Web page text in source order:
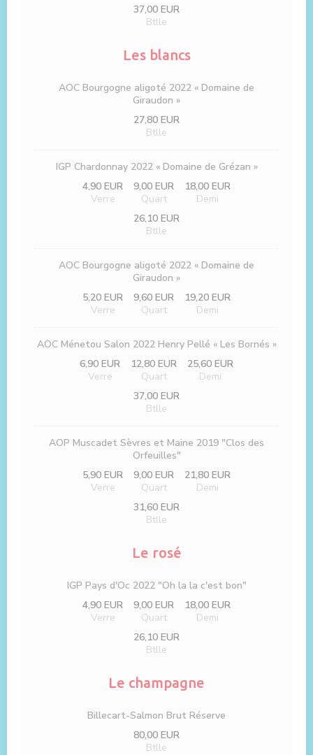
37,00 EUR
Btlle
Les blancs
AOC Bourgogne aligoté 2022 « Domaine de
Giraudon »
27,80 EUR
Btlle
IGP Chardonnay 2022 « Domaine de Grézan »
4,90 EUR
Verre
9,00 EUR
Quart
18,00 EUR
Demi
26,10 EUR
Btlle
AOC Bourgogne aligoté 2022 « Domaine de
Giraudon »
5,20 EUR
Verre
9,60 EUR
Quart
19,20 EUR
Demi
AOC Ménetou Salon 2022 Henry Pellé « Les Bornés »
6,90 EUR
Verre
12,80 EUR
Quart
25,60 EUR
Demi
37,00 EUR
Btlle
AOP Muscadet Sèvres et Maine 2019 "Clos des
Orfeuilles"
5,90 EUR
Verre
9,00 EUR
Quart
21,80 EUR
Demi
31,60 EUR
Btlle
Le rosé
IGP Pays d'Oc 2022 "Oh la la c'est bon"
4,90 EUR
Verre
9,00 EUR
Quart
18,00 EUR
Demi
26,10 EUR
Btlle
Le champagne
Billecart-Salmon Brut Réserve
80,00 EUR
Btlle